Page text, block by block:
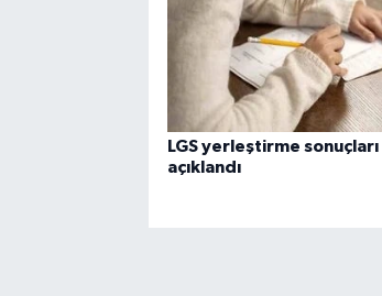
LGS yerleştirme sonuçları
açıklandı